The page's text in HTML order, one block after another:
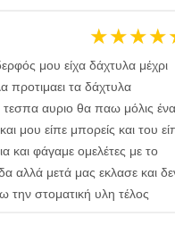
★★★★
μου είχα δάχτυλα μέχρι
προτιμαει τα δάχτυλα
τεσπα αυριο θα παω μόλις
μου είπε μπορείς και του
και φάγαμε ομελέτες με το
αλλά μετά μας εκλασε και
την στοματική υλη τέλος